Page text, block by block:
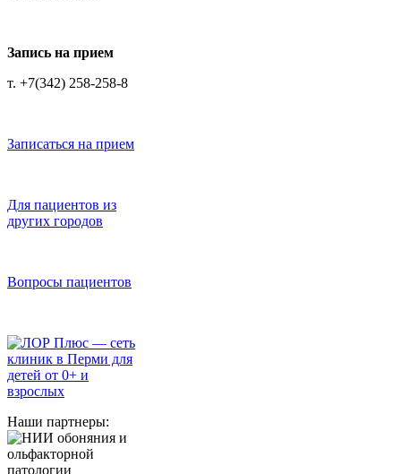
Запись на прием
т. +7(342) 258-258-8
Записаться на прием
Для пациентов из
других городов
Вопросы пациентов
Наши партнеры: